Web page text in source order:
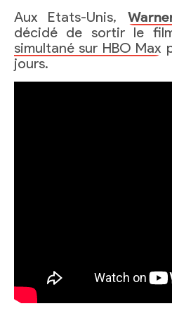
Aux Etats-Unis,
décidé de sortir le
simultané sur HBO Max
jours.